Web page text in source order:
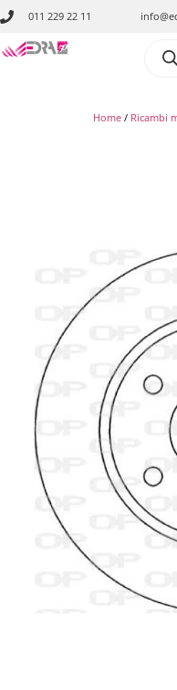
011 229 22 11
Home / Ricambi